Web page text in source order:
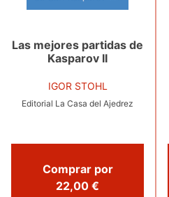
Las mejores partidas de
Kasparov II
IGOR STOHL
Editorial La Casa del Ajedrez
Comprar por
22,00 €